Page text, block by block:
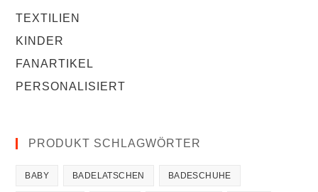
TEXTILIEN
KINDER
FANARTIKEL
PERSONALISIERT
PRODUKT SCHLAGWÖRTER
BABY BADELATSCHEN BADESCHUHE